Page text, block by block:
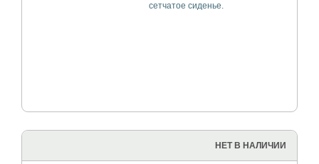
сетчатое сиденье.
НЕТ В НАЛИЧИИ